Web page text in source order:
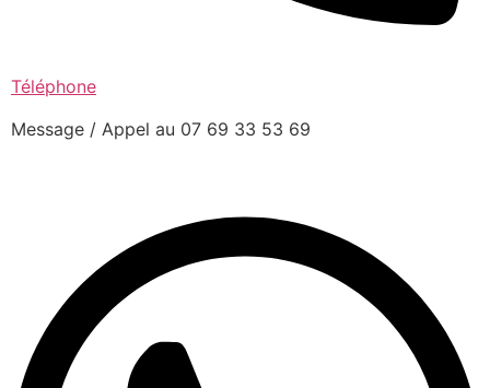
Téléphone
Message / Appel au 07 69 33 53 69